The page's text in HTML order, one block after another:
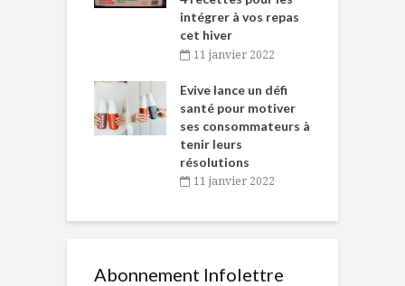
intégrer à vos repas
cet hiver
11 janvier 2022
Evive lance un défi
santé pour motiver
ses consommateurs à
tenir leurs
résolutions
11 janvier 2022
Abonnement Infolettre